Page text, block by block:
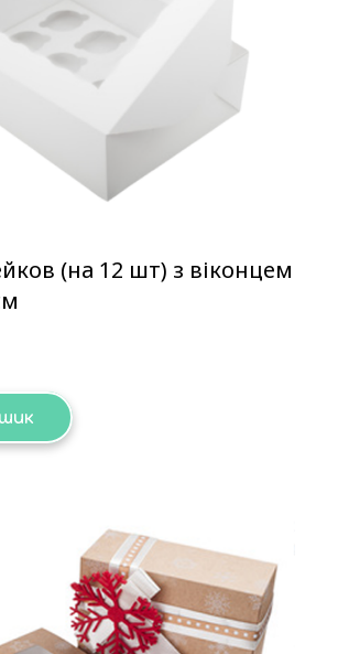
(на 12 шт) з віконцем